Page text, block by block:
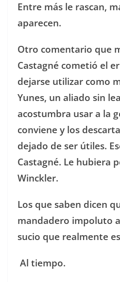
Entre más le rascan,
aparecen.
Otro comentario que
Castagné cometió el
dejarse utilizar como
Yunes, un aliado sin
acostumbra usar a la
conviene y los
dejado de ser útiles.
Castagné. Le hubiera
Winckler.
Los que saben dicen
mandadero impoluto
sucio que realmente
Al tiempo.